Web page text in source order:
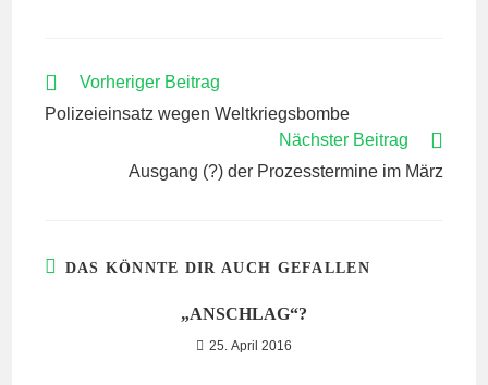
WEITERE
ANSEHEN
Vorheriger Beitrag
Polizeieinsatz wegen Weltkriegsbombe
Nächster Beitrag
Ausgang (?) der Prozesstermine im März
DAS KÖNNTE DIR AUCH GEFALLEN
„ANSCHLAG“?
25. April 2016